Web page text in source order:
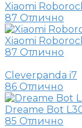
Xiaomi
87 Отлично
Xiaomi
87 Отлично
Cleverpanda i7
86 Отлично
Dreame Bot
85 Отлично